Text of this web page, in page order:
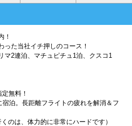
！
った当社イチ押しのコース！
マ2連泊、マチュピチュ1泊、クスコ1
無料！
泊。長距離フライトの疲れを解消＆フ
のは、体力的に非常にハードです）